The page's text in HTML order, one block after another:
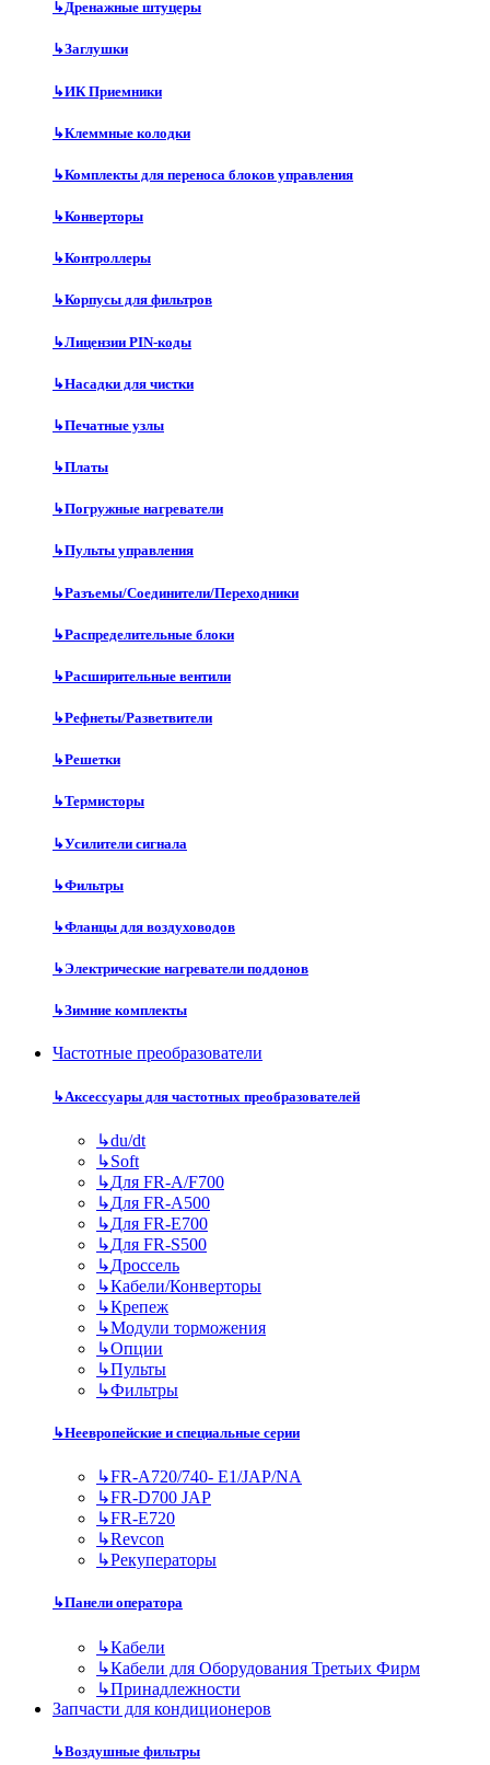
↳Дренажные штуцеры
↳Заглушки
↳ИК Приемники
↳Клеммные колодки
↳Комплекты для переноса блоков управления
↳Конверторы
↳Контроллеры
↳Корпусы для фильтров
↳Лицензии PIN-коды
↳Насадки для чистки
↳Печатные узлы
↳Платы
↳Погружные нагреватели
↳Пульты управления
↳Разъемы/Соединители/Переходники
↳Распределительные блоки
↳Расширительные вентили
↳Рефнеты/Разветвители
↳Решетки
↳Термисторы
↳Усилители сигнала
↳Фильтры
↳Фланцы для воздуховодов
↳Электрические нагреватели поддонов
↳Зимние комплекты
Частотные преобразователи
↳Аксессуары для частотных преобразователей
↳du/dt
↳Soft
↳Для FR-A/F700
↳Для FR-A500
↳Для FR-E700
↳Для FR-S500
↳Дроссель
↳Кабели/Конверторы
↳Крепеж
↳Модули торможения
↳Опции
↳Пульты
↳Фильтры
↳Неевропейские и специальные серии
↳FR-A720/740- E1/JAP/NA
↳FR-D700 JAP
↳FR-E720
↳Revcon
↳Рекуператоры
↳Панели оператора
↳Кабели
↳Кабели для Оборудования Третьих Фирм
↳Принадлежности
Запчасти для кондиционеров
↳Воздушные фильтры